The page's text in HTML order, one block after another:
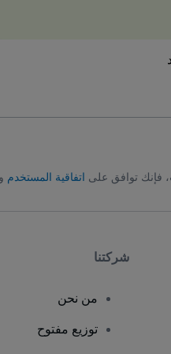
فإنك توافق على اتفاقية المستخدم
شركتنا
من نحن
توزيع مفتوح